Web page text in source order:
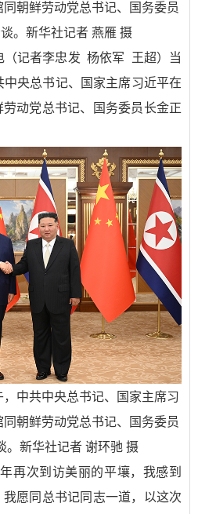
朝鲜劳动党总书记、国务委员
。新华社记者 燕雁 摄
（记者李忠发 杨依军 王超）当
央总书记、国家主席习近平在
动党总书记、国务委员长金正
，中共中央总书记、国家主席习
朝鲜劳动党总书记、国务委员
。新华社记者 谢环驰 摄
再次到访美丽的平壤，我感到
愿同总书记同志一道，以这次